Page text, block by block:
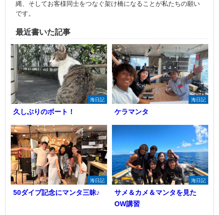
縄、そしてお客様同士をつなぐ架け橋になることが私たちの願い
です。
最近書いた記事
海日記
久しぶりのボート！
海日記
ケラマンタ
海日記
50ダイブ記念にマンタ三昧♪
海日記
サメ＆カメ＆マンタを見た
OW講習